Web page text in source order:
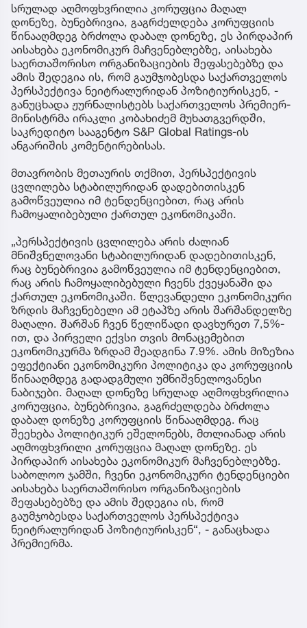
სრულად აღმოფხვრილია კორუფცია მაღალ
დონეზე, ბუნებრივია, გაგრძელდება კორუფციის
წინააღმდეგ ბრძოლა დაბალ დონეზე, ეს პირდაპირ
აისახება ეკონომიკურ მაჩვენებლებზე, აისახება
საერთაშორისო ორგანიზაციების შეფასებებზე და
ამის შედეგია ის, რომ გაუმჯობესდა საქართველოს
პერსპექტივა ნეიტრალურიდან პოზიტიურისკენ, -
განუცხადა ჟურნალისტებს საქართველოს პრემიერ-
მინისტრმა ირაკლი კობახიძემ მუხათგვერდში,
საკრედიტო სააგენტო S&P Global Ratings-ის
ანგარიშის კომენტირებისას.
მთავრობის მეთაურის თქმით, პერსპექტივის
ცვლილება სტაბილურიდან დადებითისკენ
გამოწვეულია იმ ტენდენციებით, რაც არის
ჩამოყალიბებული ქართულ ეკონომიკაში.
„პერსპექტივის ცვლილება არის ძალიან
მნიშვნელოვანი სტაბილურიდან დადებითისკენ,
რაც ბუნებრივია გამოწვეულია იმ ტენდენციებით,
რაც არის ჩამოყალიბებული ჩვენს ქვეყანაში და
ქართულ ეკონომიკაში. წლევანდელი ეკონომიკური
ზრდის მაჩვენებელი ამ ეტაპზე არის შარშანდელზე
მაღალი. შარშან ჩვენ წელიწადი დავხურეთ 7,5%-
ით, და პირველი ექვსი თვის მონაცემებით
ეკონომიკურმა ზრდამ შეადგინა 7.9%. ამის მიზეზია
ეფექტიანი ეკონომიკური პოლიტიკა და კორუფციის
წინააღმდეგ გადადგმული უმნიშვნელოვანესი
ნაბიჯები. მაღალ დონეზე სრულად აღმოფხვრილია
კორუფცია, ბუნებრივია, გაგრძელდება ბრძოლა
დაბალ დონეზე კორუფციის წინააღმდეგ. რაც
შეეხება პოლიტიკურ ეშელონებს, მთლიანად არის
აღმოფხვრილი კორუფცია მაღალ დონეზე. ეს
პირდაპირ აისახება ეკონომიკურ მაჩვენებლებზე.
საბოლოო ჯამში, ჩვენი ეკონომიკური ტენდენციები
აისახება საერთაშორისო ორგანიზაციების
შეფასებებზე და ამის შედეგია ის, რომ
გაუმჯობესდა საქართველოს პერსპექტივა
ნეიტრალურიდან პოზიტიურისკენ“, - განაცხადა
პრემიერმა.